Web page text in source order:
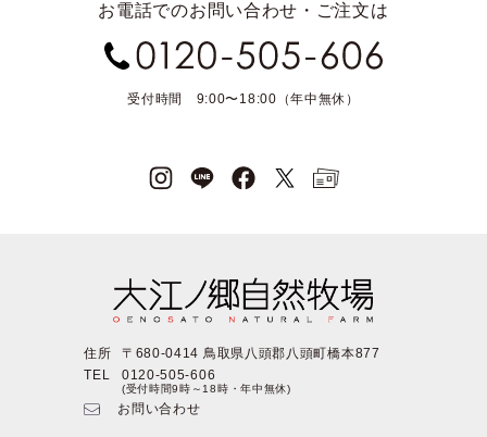
お電話でのお問い合わせ・ご注文は
受付時間 9:00〜18:00（年中無休）
住所
〒680-0414 鳥取県八頭郡八頭町橋本877
TEL
0120-505-606
(受付時間9時～18時・年中無休)
お問い合わせ